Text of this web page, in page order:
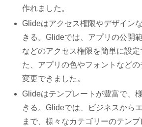
作れました。
Glideはアクセス権限やデザイン
きる。Glideでは、アプリの公開
などのアクセス権限を簡単に設定
た、アプリの色やフォントなど
変更できました。
Glideはテンプレートが豊富で、
きる。Glideでは、ビジネスから
まで、様々なカテゴリーのテン